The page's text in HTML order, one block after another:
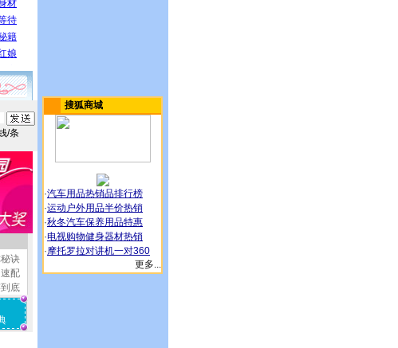
/条
诀
配
底
搜狐商城
·汽车用品热销品排行榜
·运动户外用品半价热销
·秋冬汽车保养用品特惠
·电视购物健身器材热销
·摩托罗拉对讲机一对360
更多...